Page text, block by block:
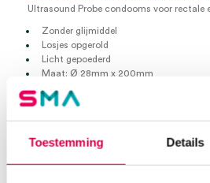
Toestemming Details
Ultrasound Probe condooms voor rectale
Zonder glijmiddel
Losjes opgerold
Licht gepoederd
Maat: Ø 28mm x 200mm